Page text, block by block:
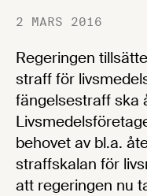
2 MARS 2016
Regeringen
straff för
fängelsestraff ska
behovet av bl.a.
straffskalan för
att regeringen nu